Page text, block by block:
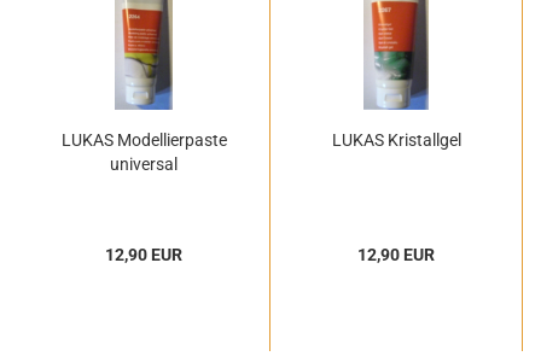
LUKAS Modellierpaste
universal
12,90 EUR
LUKAS Kristallgel
12,90 EUR